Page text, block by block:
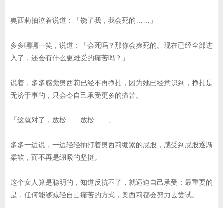
奥西莉抽泣着说道：「饶了我，我会死的……」
多多嘿嘿一笑，说道：「会死吗？那你会爽死的。现在已经全部进
入了，还会有什么更难受的痛苦吗？」
说着，多多感觉奥西莉已经不再挣扎，因为她已经意识到，挣扎是
无济于事的，只会令自己承受更多的痛苦。
「这就对了，放松……放松……」
多多一边说，一边轻轻抽打着奥西莉绷紧的屁股，感受到屁股逐渐
柔软，而不再是绷紧的坚挺。
这个女人算是聪明的，知道反抗不了，就逼迫自己承受：最重要的
是，任何能够减轻自己痛苦的方式，奥西莉都会努力去尝试。